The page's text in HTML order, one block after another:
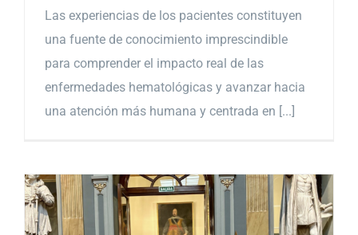
Las experiencias de los pacientes constituyen
una fuente de conocimiento imprescindible
para comprender el impacto real de las
enfermedades hematológicas y avanzar hacia
una atención más humana y centrada en [...]